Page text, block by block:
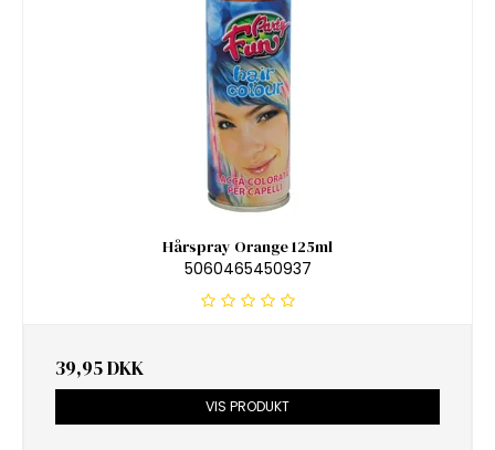
Hårspray Orange 125ml
5060465450937
39,95 DKK
VIS PRODUKT